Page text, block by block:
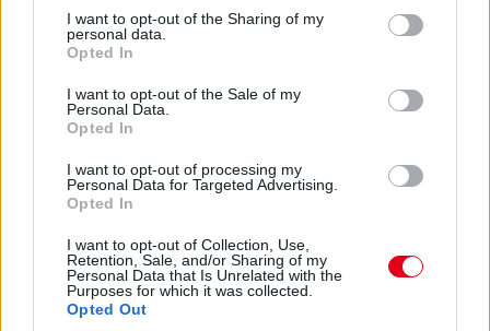
not limited to your visit or usage behaviour. You may click to
grant or deny consent to Google and its third-party tags to
use your data for below specified purposes in below Google
consent section.
I want to opt-out of the Sharing of my
personal data.
Opted In
I want to opt-out of the Sale of my
Personal Data.
Opted In
I want to opt-out of processing my
Personal Data for Targeted Advertising.
Opted In
I want to opt-out of Collection, Use,
Retention, Sale, and/or Sharing of my
Personal Data that Is Unrelated with the
Purposes for which it was collected.
Opted Out
estek ki, de semmi jele nincs annak, hogy ez az autó még
megmozdulna. Maradtak 45-en.
Akárhogy számolom, a két WRT-nek még két-két
kiállása lesz, hacsak nem jön egy hosszabb megszakítás,
lassú zóna, safety car, vagy ilyesmi.